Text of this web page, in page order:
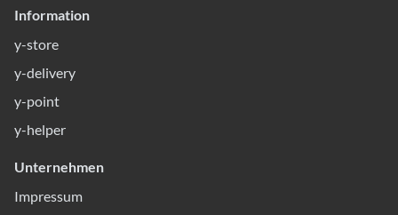
Information
y-store
y-delivery
y-point
y-helper
Unternehmen
Impressum